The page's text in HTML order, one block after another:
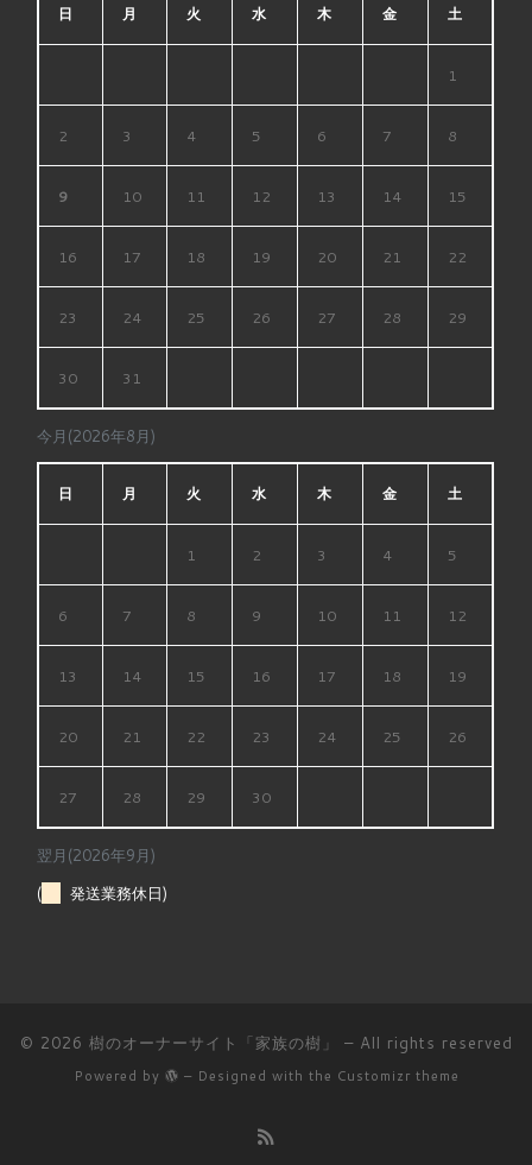
今月(2026年8月)
日 月 火 水 木 金 土
1
2 3 4 5 6 7 8
9 10 11 12 13 14 15
16 17 18 19 20 21 22
23 24 25 26 27 28 29
30 31
翌月(2026年9月)
日 月 火 水 木 金 土
1 2 3 4 5
6 7 8 9 10 11 12
13 14 15 16 17 18 19
20 21 22 23 24 25 26
27 28 29 30
( 発送業務休日)
© 2026 樹のオーナーサイト「家族の樹」 – All rights reserved
Powered by – Designed with the Customizr theme